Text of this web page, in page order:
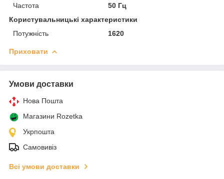
Частота
50 Гц
Користувальницькі характеристики
Потужність
1620
Приховати
Умови доставки
Нова Пошта
Магазини Rozetka
Укрпошта
Самовивіз
Всі умови доставки